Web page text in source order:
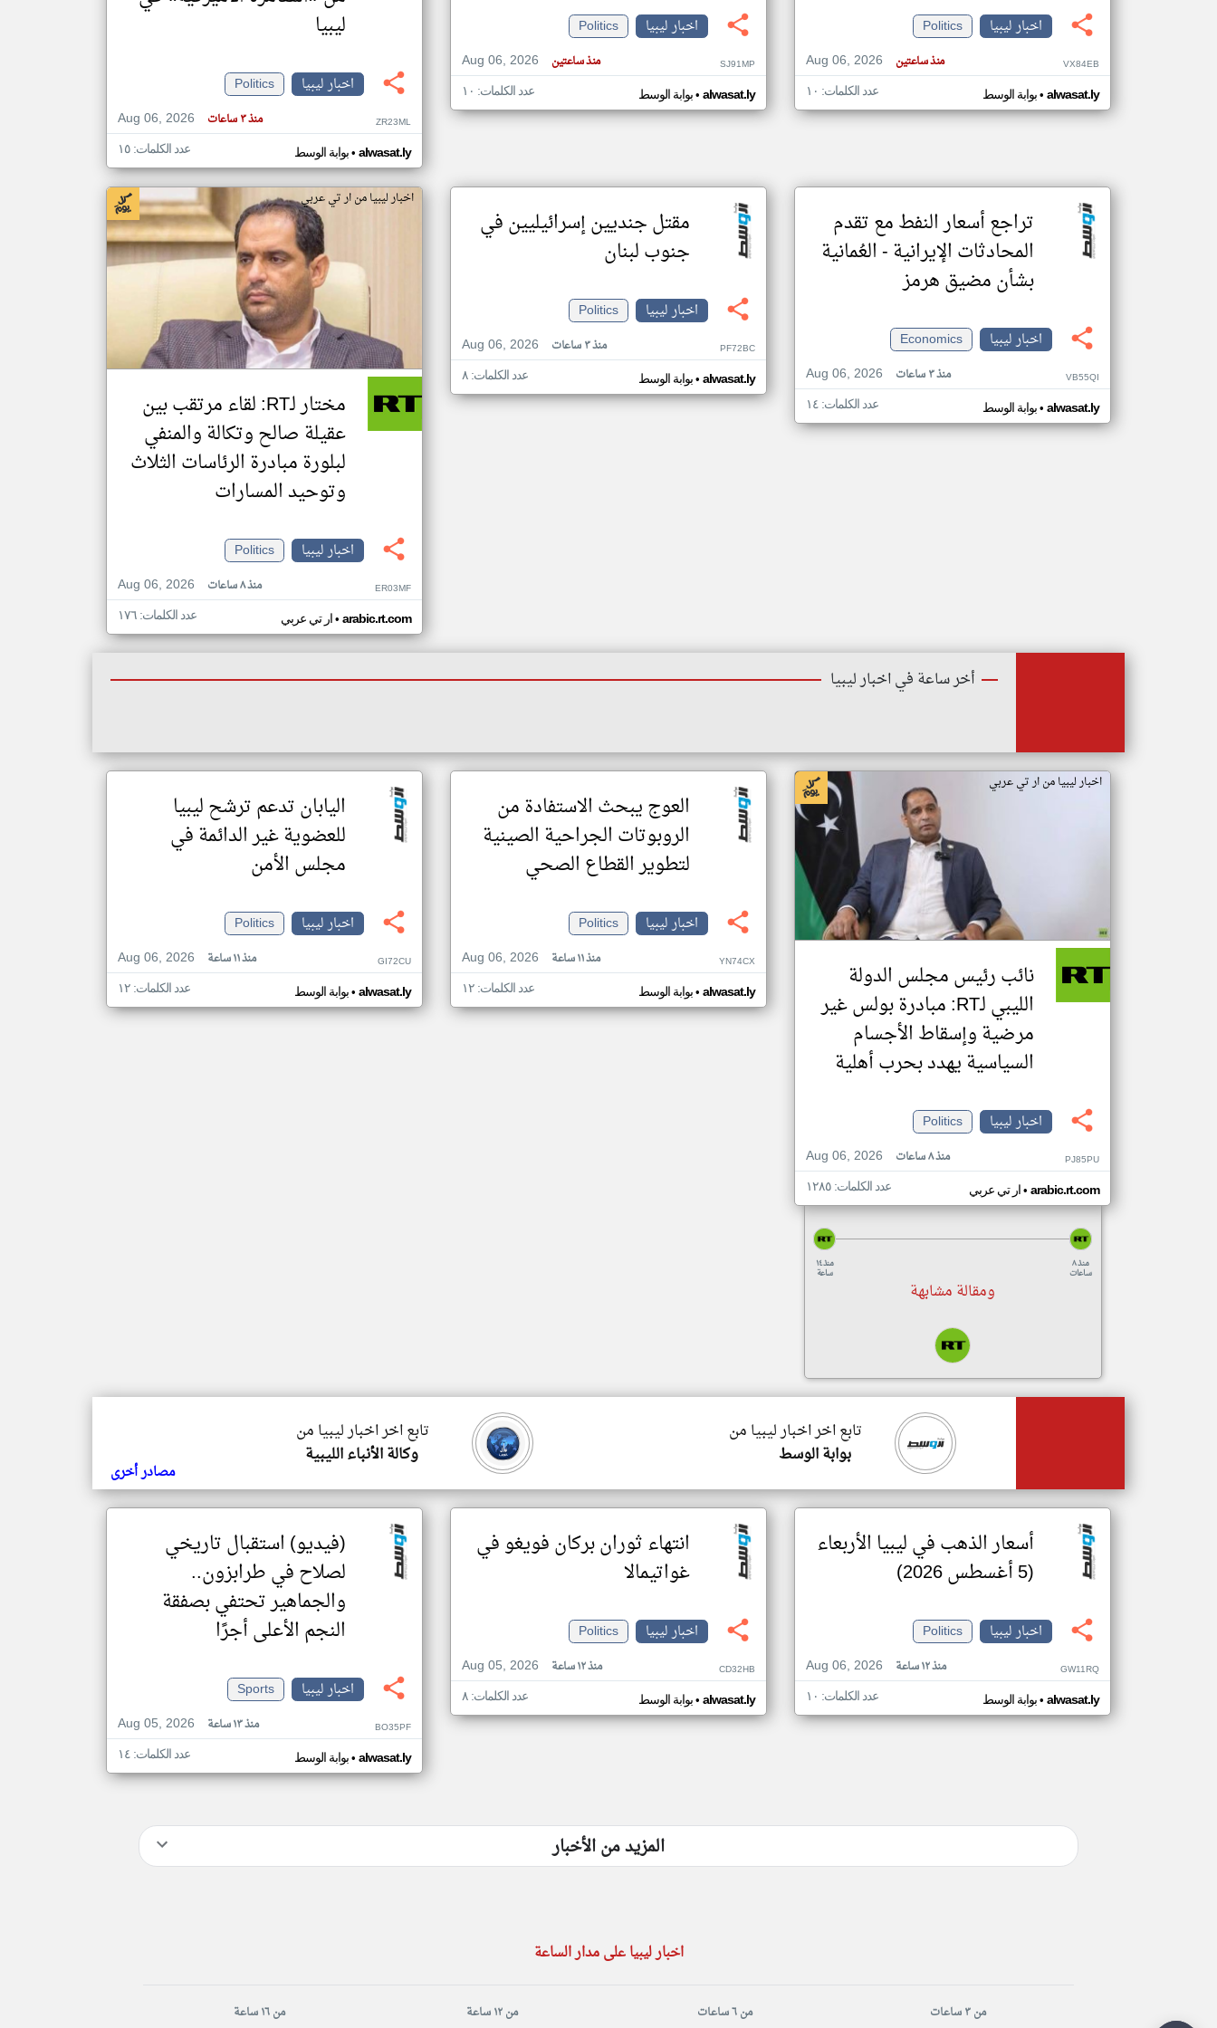
اخبار ليبيا على مدار الساعة
أهم اخبار ليبيا العاجلة والمباشرة
اخبار ليبيا
Politics
Aug 06, 2026
منذ ساعتين VX84EB
بوابة الوسط• alwasat.ly عدد الكلمات: ١٠
اخبار ليبيا
Politics
Aug 06, 2026
منذ ساعتين SJ91MP
بوابة الوسط• alwasat.ly عدد الكلمات: ١٠
ليبيا
اخبار ليبيا
Politics
Aug 06, 2026
منذ ٣ ساعات ZR23ML
بوابة الوسط• alwasat.ly عدد الكلمات: ١٥
تراجع أسعار النفط مع تقدم
المحادثات الإيرانية - العُمانية
بشأن مضيق هرمز
اخبار ليبيا
Economics
Aug 06, 2026
منذ ٣ ساعات VB55QI
بوابة الوسط• alwasat.ly عدد الكلمات: ١٤
مقتل جنديين إسرائيليين في
جنوب لبنان
اخبار ليبيا
Politics
Aug 06, 2026
منذ ٣ ساعات PF72BC
بوابة الوسط• alwasat.ly عدد الكلمات: ٨
اخبار ليبيا من ار تي عربي
مختار لـRT: لقاء مرتقب بين
عقيلة صالح وتكالة والمنفي
لبلورة مبادرة الرئاسات الثلاث
وتوحيد المسارات
اخبار ليبيا
Politics
Aug 06, 2026
منذ ٨ ساعات ER03MF
ار تي عربي• arabic.rt.com عدد الكلمات: ١٧٦
أخر ساعة في اخبار ليبيا
اخبار ليبيا من ار تي عربي
نائب رئيس مجلس الدولة
الليبي لـRT: مبادرة بولس غير
مرضية وإسقاط الأجسام
السياسية يهدد بحرب أهلية
اخبار ليبيا
Politics
Aug 06, 2026
منذ ٨ ساعات PJ85PU
ار تي عربي• arabic.rt.com عدد الكلمات: ١٢٨٥
منذ ١٤
ساعة
منذ ٨
ساعات
ومقالة مشابهة
العوج يبحث الاستفادة من
الروبوتات الجراحية الصينية
لتطوير القطاع الصحي
اخبار ليبيا
Politics
Aug 06, 2026
منذ ١١ ساعة YN74CX
بوابة الوسط• alwasat.ly عدد الكلمات: ١٢
اليابان تدعم ترشح ليبيا
للعضوية غير الدائمة في
مجلس الأمن
اخبار ليبيا
Politics
Aug 06, 2026
منذ ١١ ساعة GI72CU
بوابة الوسط• alwasat.ly عدد الكلمات: ١٢
تابع اخر اخبار ليبيا من
وكالة الأنباء الليبية
تابع اخر اخبار ليبيا من
بوابة الوسط
مصادر أخرى
أسعار الذهب في ليبيا الأربعاء
(5 أغسطس 2026)
اخبار ليبيا
Politics
Aug 06, 2026
منذ ١٢ ساعة GW11RQ
بوابة الوسط• alwasat.ly عدد الكلمات: ١٠
انتهاء ثوران بركان فويغو في
غواتيمالا
اخبار ليبيا
Politics
Aug 05, 2026
منذ ١٢ ساعة CD32HB
بوابة الوسط• alwasat.ly عدد الكلمات: ٨
(فيديو) استقبال تاريخي
لصلاح في طرابزون..
والجماهير تحتفي بصفقة
النجم الأعلى أجرًا
اخبار ليبيا
Sports
Aug 05, 2026
منذ ١٣ ساعة BO35PF
بوابة الوسط• alwasat.ly عدد الكلمات: ١٤
المزيد من الأخبار
اخبار ليبيا على مدار الساعة
من ٣ ساعات من ٦ ساعات من ١٢ ساعة من ١٦ ساعة